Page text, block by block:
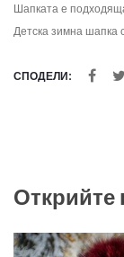
Шапката е
Детска зимна шапка
СПОДЕЛИ:
Открийте